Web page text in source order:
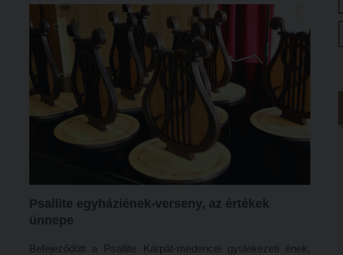
minőségi többlettudást, alkotási alkalmat adjon”
( https://otdk.hu/otdt).
Psallite egyháziének-verseny, az értékek
ünnepe
Befejeződött a Psallite Kárpát-medencei gyülekezeti ének,